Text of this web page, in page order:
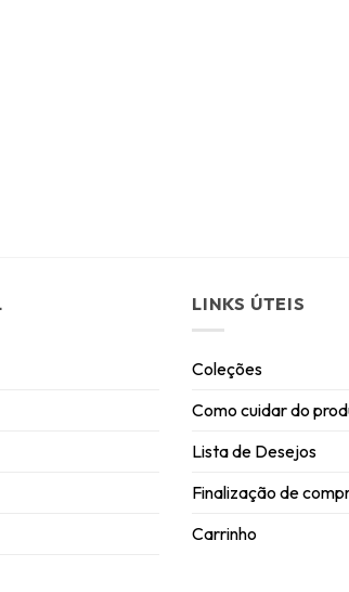
LINKS ÚTEIS
Coleções
Como cuidar do
Lista de Desejos
Finalização de
Carrinho